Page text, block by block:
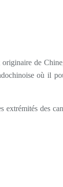
de
où il
extrémités des